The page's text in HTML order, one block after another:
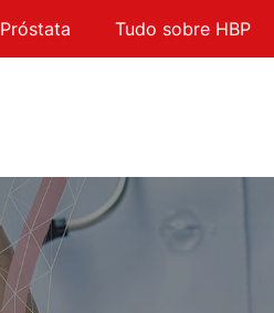
Próstata Tudo sobre HBP